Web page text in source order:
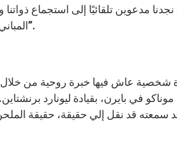
مدعوين تلقائيًا إلى استجماع
المباني الرائعة تحفظ إيمان الأجيال”.
شخصية عاش فيها خبرة روحية من خلال
في بايرن، بقيادة ليونارد
قد نقل إلي حقيقة، حقيقة